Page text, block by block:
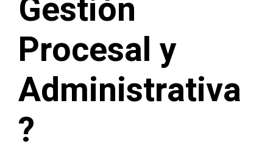
Gestión
Procesal y
Administrativa
?